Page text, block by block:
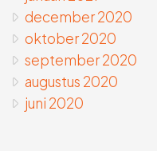
december 2020
oktober 2020
september 2020
augustus 2020
juni 2020